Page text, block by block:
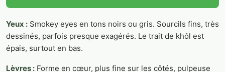
Yeux : Smokey eyes en tons noirs ou gris. Sourcils fins, très
dessinés, parfois presque exagérés. Le trait de khôl est
épais, surtout en bas.
Lèvres : Forme en cœur, plus fine sur les côtés, pulpeuse